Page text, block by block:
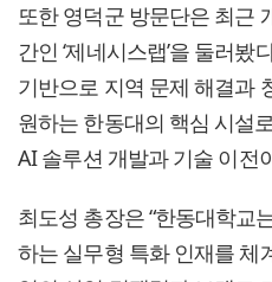
또한 영덕군 방문단은 최근
간인 ‘제네시스랩’을 둘러
기반으로 지역 문제 해결과
원하는 한동대의 핵심 시설
AI 솔루션 개발과 기술 이전
최도성 총장은 “한동대학교
하는 실무형 특화 인재를 체